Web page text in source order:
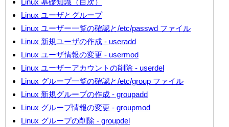
Linux 基礎知識（目次）
Linux ユーザとグループ
Linux ユーザー一覧の確認と/etc/passwd ファイル
Linux 新規ユーザの作成 - useradd
Linux ユーザ情報の変更 - usermod
Linux ユーザーアカウントの削除 - userdel
Linux グループ一覧の確認と/etc/group ファイル
Linux 新規グループの作成 - groupadd
Linux グループ情報の変更 - groupmod
Linux グループの削除 - groupdel